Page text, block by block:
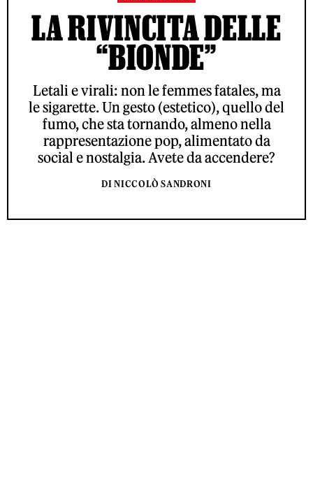
LA RIVINCITA DELLE
“BIONDE”
Letali e virali: non le femmes fatales, ma
le sigarette. Un gesto (estetico), quello del
fumo, che sta tornando, almeno nella
rappresentazione pop, alimentato da
social e nostalgia. Avete da accendere?
DI NICCOLÒ SANDRONI